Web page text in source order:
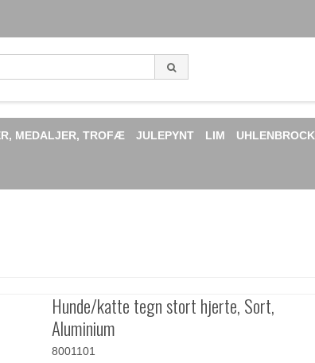
MEDALJER, TROFÆ JULEPYNT LIM UHLENBROCK
Hunde/katte tegn stort hjerte, Sort,
Aluminium
8001101